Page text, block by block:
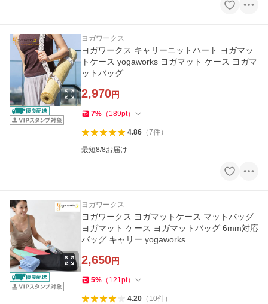
ヨガワークス
ヨガワークス キャリーニットハート ヨガマッ
トケース yogaworks ヨガマット ケース ヨガマ
ットバッグ
2,970円
7% （ 189pt）
4.86（7件）
最短8/8お届け
ヨガワークス
ヨガワークス ヨガマットケース マットバッグ
ヨガマット ケース ヨガマットバッグ 6mm対応
バッグ キャリー yogaworks
2,650円
5% （ 121pt）
4.20（ 10件）